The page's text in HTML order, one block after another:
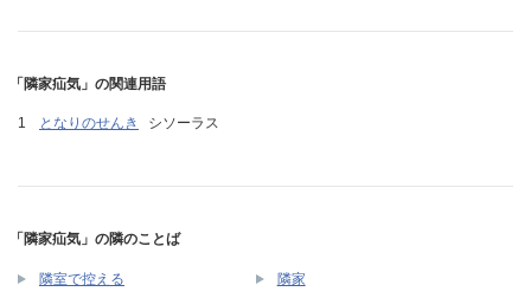
「隣家疝気」の関連用語
となりのせんき シソーラス
「隣家疝気」の隣のことば
隣室で控える 隣家